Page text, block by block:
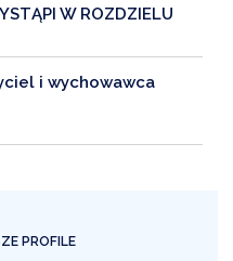
W ROZDZIELU
i wychowawca
PROFILE